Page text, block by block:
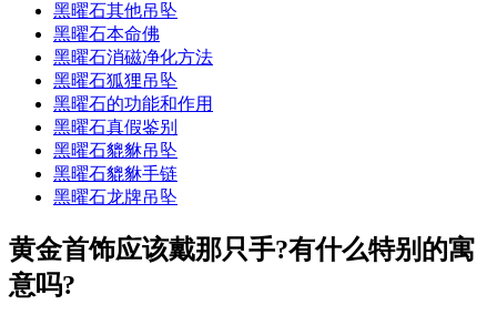
黑曜石其他吊坠
黑曜石本命佛
黑曜石消磁净化方法
黑曜石狐狸吊坠
黑曜石的功能和作用
黑曜石真假鉴别
黑曜石貔貅吊坠
黑曜石貔貅手链
黑曜石龙牌吊坠
黄金首饰应该戴那只手?有什么特别的寓
意吗?